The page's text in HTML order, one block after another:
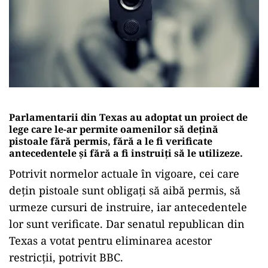
Parlamentarii din Texas au adoptat un proiect de
lege care le-ar permite oamenilor să dețină
pistoale fără permis, fără a le fi verificate
antecedentele și fără a fi instruiți să le utilizeze.
Potrivit normelor actuale în vigoare, cei care
dețin pistoale sunt obligați să aibă permis, să
urmeze cursuri de instruire, iar antecedentele
lor sunt verificate. Dar senatul republican din
Texas a votat pentru eliminarea acestor
restricții, potrivit BBC.